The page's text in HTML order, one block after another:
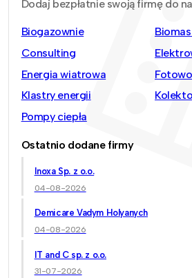
Dodaj bezpłatnie swoją firmę do
Biogazownie
Consulting
Energia wiatrowa
Klastry energii
Pompy ciepła
Ostatnio dodane firmy
Inoxa Sp. z o.o.
04-08-2026
Demicare Vadym Holyanych
04-08-2026
IT and C sp. z o.o.
31-07-2026